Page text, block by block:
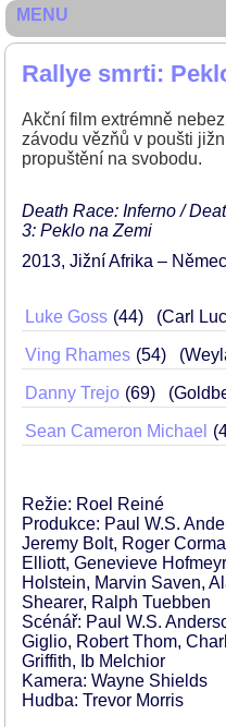
Rallye smrti:
Akční film extrémně
závodu vězňů v poušti
propuštění na svobodu.
Death Race: Inferno /
3: Peklo na Zemi
2013 Jižní Afrika –
Luke Goss 44 (Carl
Ving Rhames 54
Danny Trejo 69
Sean Cameron Michael
Režie: Roel Reiné
Produkce: Paul W.S.
Jeremy Bolt, Roger
Elliott, Genevieve
Holstein, Marvin Saven,
Shearer, Ralph Tuebben
Scénář: Paul W.S.
Giglio, Robert Thom,
Griffith, Ib Melchior
Kamera: Wayne Shields
Hudba: Trevor Morris
MENU